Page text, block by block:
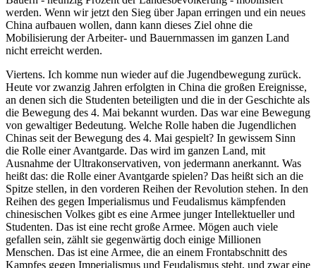
werden. Wenn wir jetzt den Sieg über Japan erringen und ein neues
China aufbauen wollen, dann kann dieses Ziel ohne die
Mobilisierung der Arbeiter- und Bauernmassen im ganzen Land
nicht erreicht werden.
Viertens. Ich komme nun wieder auf die Jugendbewegung zurück.
Heute vor zwanzig Jahren erfolgten in China die großen Ereignisse,
an denen sich die Studenten beteiligten und die in der Geschichte als
die Bewegung des 4. Mai bekannt wurden. Das war eine Bewegung
von gewaltiger Bedeutung. Welche Rolle haben die Jugendlichen
Chinas seit der Bewegung des 4. Mai gespielt? In gewissem Sinn
die Rolle einer Avantgarde. Das wird im ganzen Land, mit
Ausnahme der Ultrakonservativen, von jedermann anerkannt. Was
heißt das: die Rolle einer Avantgarde spielen? Das heißt sich an die
Spitze stellen, in den vorderen Reihen der Revolution stehen. In den
Reihen des gegen Imperialismus und Feudalismus kämpfenden
chinesischen Volkes gibt es eine Armee junger Intellektueller und
Studenten. Das ist eine recht große Armee. Mögen auch viele
gefallen sein, zählt sie gegenwärtig doch einige Millionen
Menschen. Das ist eine Armee, die an einem Frontabschnitt des
Kampfes gegen Imperialismus und Feudalismus steht, und zwar eine